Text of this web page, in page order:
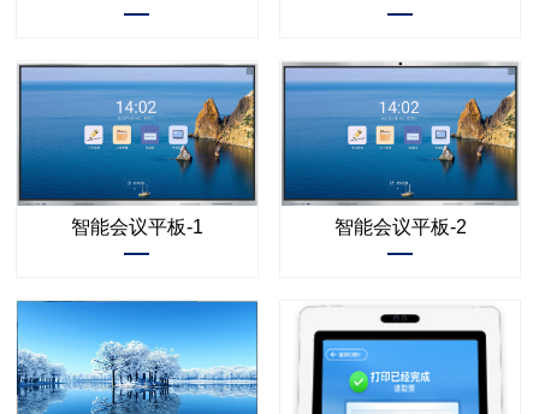
智能会议平板-1 智能会议平板-2